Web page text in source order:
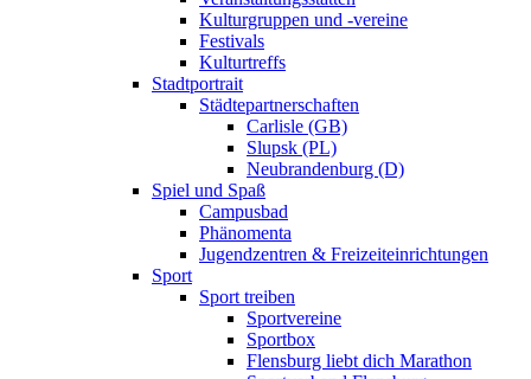
Kulturgruppen und -vereine
Festivals
Kulturtreffs
Stadtportrait
Städtepartnerschaften
Carlisle (GB)
Slupsk (PL)
Neubrandenburg (D)
Spiel und Spaß
Campusbad
Phänomenta
Jugendzentren & Freizeiteinrichtungen
Sport
Sport treiben
Sportvereine
Sportbox
Flensburg liebt dich Marathon